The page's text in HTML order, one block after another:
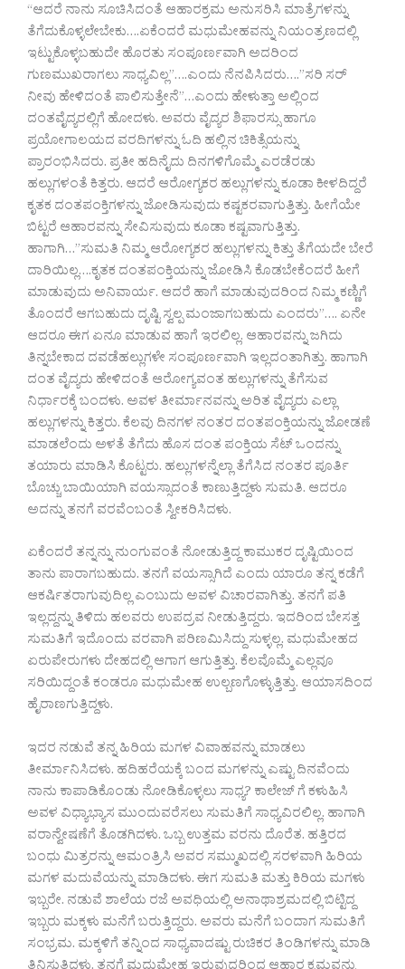
“ಆದರೆ ನಾನು ಸೂಚಿಸಿದಂತೆ ಆಹಾರಕ್ರಮ ಅನುಸರಿಸಿ ಮಾತ್ರೆಗಳನ್ನು
ತೆಗೆದುಕೊಳ್ಳಲೇಬೇಕು….ಏಕೆಂದರೆ ಮಧುಮೇಹವನ್ನು ನಿಯಂತ್ರಣದಲ್ಲಿ
ಇಟ್ಟುಕೊಳ್ಳಬಹುದೇ ಹೊರತು ಸಂಪೂರ್ಣವಾಗಿ ಅದರಿಂದ
ಗುಣಮುಖರಾಗಲು ಸಾಧ್ಯವಿಲ್ಲ”….ಎಂದು ನೆನಪಿಸಿದರು….”ಸರಿ ಸರ್
ನೀವು ಹೇಳಿದಂತೆ ಪಾಲಿಸುತ್ತೇನೆ”…ಎಂದು ಹೇಳುತ್ತಾ ಅಲ್ಲಿಂದ
ದಂತವೈದ್ಯರಲ್ಲಿಗೆ ಹೋದಳು. ಅವರು ವೈದ್ಯರ ಶಿಫಾರಸ್ಸು ಹಾಗೂ
ಪ್ರಯೋಗಾಲಯದ ವರದಿಗಳನ್ನು ಓದಿ ಹಲ್ಲಿನ ಚಿಕಿತ್ಸೆಯನ್ನು
ಪ್ರಾರಂಭಿಸಿದರು. ಪ್ರತೀ ಹದಿನೈದು ದಿನಗಳಿಗೊಮ್ಮೆ ಎರಡೆರಡು
ಹಲ್ಲುಗಳಂತೆ ಕಿತ್ತರು. ಆದರೆ ಆರೋಗ್ಯಕರ ಹಲ್ಲುಗಳನ್ನು ಕೂಡಾ ಕೀಳದಿದ್ದರೆ
ಕೃತಕ ದಂತಪಂಕ್ತಿಗಳನ್ನು ಜೋಡಿಸುವುದು ಕಷ್ಟಕರವಾಗುತ್ತಿತ್ತು. ಹೀಗೆಯೇ
ಬಿಟ್ಟರೆ ಆಹಾರವನ್ನು ಸೇವಿಸುವುದು ಕೂಡಾ ಕಷ್ಟವಾಗುತ್ತಿತ್ತು.
ಹಾಗಾಗಿ…”ಸುಮತಿ ನಿಮ್ಮ ಆರೋಗ್ಯಕರ ಹಲ್ಲುಗಳನ್ನು ಕಿತ್ತು ತೆಗೆಯದೇ ಬೇರೆ
ದಾರಿಯಿಲ್ಲ….ಕೃತಕ ದಂತಪಂಕ್ತಿಯನ್ನು ಜೋಡಿಸಿ ಕೊಡಬೇಕೆಂದರೆ ಹೀಗೆ
ಮಾಡುವುದು ಅನಿವಾರ್ಯ. ಆದರೆ ಹಾಗೆ ಮಾಡುವುದರಿಂದ ನಿಮ್ಮ ಕಣ್ಣಿಗೆ
ತೊಂದರೆ ಆಗಬಹುದು ದೃಷ್ಟಿ ಸ್ವಲ್ಪ ಮಂಜಾಗಬಹುದು ಎಂದರು”…. ಏನೇ
ಆದರೂ ಈಗ ಏನೂ ಮಾಡುವ ಹಾಗೆ ಇರಲಿಲ್ಲ. ಆಹಾರವನ್ನು ಜಗಿದು
ತಿನ್ನಬೇಕಾದ ದವಡೆಹಲ್ಲುಗಳೇ ಸಂಪೂರ್ಣವಾಗಿ ಇಲ್ಲದಂತಾಗಿತ್ತು. ಹಾಗಾಗಿ
ದಂತ ವೈದ್ಯರು ಹೇಳಿದಂತೆ ಆರೋಗ್ಯವಂತ ಹಲ್ಲುಗಳನ್ನು ತೆಗೆಸುವ
ನಿರ್ಧಾರಕ್ಕೆ ಬಂದಳು. ಅವಳ ತೀರ್ಮಾನವನ್ನು ಅರಿತ ವೈದ್ಯರು ಎಲ್ಲಾ
ಹಲ್ಲುಗಳನ್ನು ಕಿತ್ತರು. ಕೆಲವು ದಿನಗಳ ನಂತರ ದಂತಪಂಕ್ತಿಯನ್ನು ಜೋಡಣೆ
ಮಾಡಲೆಂದು ಅಳತೆ ತೆಗೆದು ಹೊಸ ದಂತ ಪಂಕ್ತಿಯ ಸೆಟ್ ಒಂದನ್ನು
ತಯಾರು ಮಾಡಿಸಿ ಕೊಟ್ಟರು. ಹಲ್ಲುಗಳನ್ನೆಲ್ಲಾ ತೆಗೆಸಿದ ನಂತರ ಪೂರ್ತಿ
ಬೊಚ್ಚು ಬಾಯಿಯಾಗಿ ವಯಸ್ಸಾದಂತೆ ಕಾಣುತ್ತಿದ್ದಳು ಸುಮತಿ. ಆದರೂ
ಅದನ್ನು ತನಗೆ ವರವೆಂಬಂತೆ ಸ್ವೀಕರಿಸಿದಳು.
ಏಕೆಂದರೆ ತನ್ನನ್ನು ನುಂಗುವಂತೆ ನೋಡುತ್ತಿದ್ದ ಕಾಮುಕರ ದೃಷ್ಟಿಯಿಂದ
ತಾನು ಪಾರಾಗಬಹುದು. ತನಗೆ ವಯಸ್ಸಾಗಿದೆ ಎಂದು ಯಾರೂ ತನ್ನ ಕಡೆಗೆ
ಆಕರ್ಷಿತರಾಗುವುದಿಲ್ಲ ಎಂಬುದು ಅವಳ ವಿಚಾರವಾಗಿತ್ತು. ತನಗೆ ಪತಿ
ಇಲ್ಲದ್ದನ್ನು ತಿಳಿದು ಹಲವರು ಉಪದ್ರವ ನೀಡುತ್ತಿದ್ದರು. ಇದರಿಂದ ಬೇಸತ್ತ
ಸುಮತಿಗೆ ಇದೊಂದು ವರವಾಗಿ ಪರಿಣಮಿಸಿದ್ದು ಸುಳ್ಳಲ್ಲ. ಮಧುಮೇಹದ
ಏರುಪೇರುಗಳು ದೇಹದಲ್ಲಿ ಆಗಾಗ ಆಗುತ್ತಿತ್ತು. ಕೆಲವೊಮ್ಮೆ ಎಲ್ಲವೂ
ಸರಿಯಿದ್ದಂತೆ ಕಂಡರೂ ಮಧುಮೇಹ ಉಲ್ಬಣಗೊಳ್ಳುತ್ತಿತ್ತು. ಆಯಾಸದಿಂದ
ಹೈರಾಣಗುತ್ತಿದ್ದಳು.
ಇದರ ನಡುವೆ ತನ್ನ ಹಿರಿಯ ಮಗಳ ವಿವಾಹವನ್ನು ಮಾಡಲು
ತೀರ್ಮಾನಿಸಿದಳು. ಹದಿಹರೆಯಕ್ಕೆ ಬಂದ ಮಗಳನ್ನು ಎಷ್ಟು ದಿನವೆಂದು
ನಾನು ಕಾಪಾಡಿಕೊಂಡು ನೋಡಿಕೊಳ್ಳಲು ಸಾಧ್ಯ? ಕಾಲೇಜ್ ಗೆ ಕಳುಹಿಸಿ
ಅವಳ ವಿಧ್ಯಾಭ್ಯಾಸ ಮುಂದುವರೆಸಲು ಸುಮತಿಗೆ ಸಾಧ್ಯವಿರಲಿಲ್ಲ. ಹಾಗಾಗಿ
ವರಾನ್ವೇಷಣೆಗೆ ತೊಡಗಿದಳು. ಒಬ್ಬ ಉತ್ತಮ ವರನು ದೊರೆತ. ಹತ್ತಿರದ
ಬಂಧು ಮಿತ್ರರನ್ನು ಆಮಂತ್ರಿಸಿ ಅವರ ಸಮ್ಮುಖದಲ್ಲಿ ಸರಳವಾಗಿ ಹಿರಿಯ
ಮಗಳ ಮದುವೆಯನ್ನು ಮಾಡಿದಳು. ಈಗ ಸುಮತಿ ಮತ್ತು ಕಿರಿಯ ಮಗಳು
ಇಬ್ಬರೇ. ನಡುವೆ ಶಾಲೆಯ ರಜೆ ಅವಧಿಯಲ್ಲಿ ಅನಾಥಾಶ್ರಮದಲ್ಲಿ ಬಿಟ್ಟಿದ್ದ
ಇಬ್ಬರು ಮಕ್ಕಳು ಮನೆಗೆ ಬರುತ್ತಿದ್ದರು. ಅವರು ಮನೆಗೆ ಬಂದಾಗ ಸುಮತಿಗೆ
ಸಂಭ್ರಮ. ಮಕ್ಕಳಿಗೆ ತನ್ನಿಂದ ಸಾಧ್ಯವಾದಷ್ಟು ರುಚಿಕರ ತಿಂಡಿಗಳನ್ನು ಮಾಡಿ